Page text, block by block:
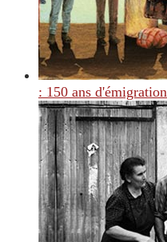
: 150 ans d'émigration